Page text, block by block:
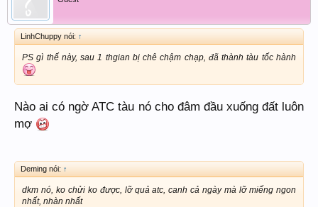
LinhChuppy nói: ↑
PS gì thế này, sau 1 thgian bị chê chậm chạp, đã thành tàu tốc hành
Nào ai có ngờ ATC tàu nó cho đâm đầu xuống đất luôn
mợ
Deming nói: ↑
dkm nó, ko chửi ko được, lỡ quả atc, canh cả ngày mà lỡ miếng ngon
nhất, nhàn nhất